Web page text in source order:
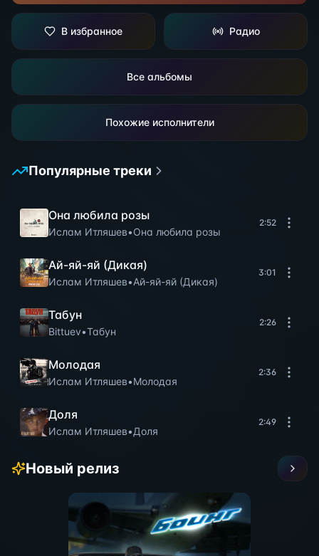
В избранное Радио
Все альбомы
Похожие исполнители
Популярные треки
Она любила розы
Ислам Итляшев•Она любила розы
2:52
Ай-яй-яй (Дикая)
Ислам Итляшев•Ай-яй-яй (Дикая)
3:01
Табун
Bittuev•Табун
2:26
Молодая
Ислам Итляшев•Молодая
2:36
Доля
Ислам Итляшев•Доля
2:49
Новый релиз